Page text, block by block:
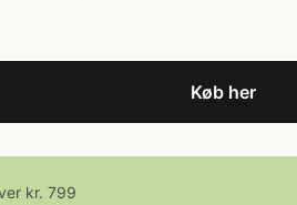
Køb her
kr. 799